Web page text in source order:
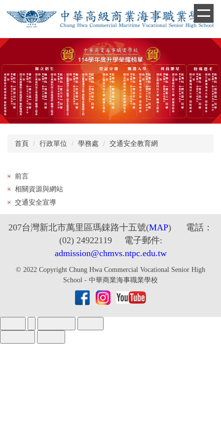
到
要
首頁 行政單位 學務處 交通安全教育網
前言
相關資源與網站
交通安全宣導
207台灣新北市萬里區瑪鋉路十五號(MAP) 電話：
(02) 24922119 電子郵件:
admission@chmvs.ntpc.edu.tw
© 2022 Copyright Chung Hwa Commercial Vocational Senior High
School - 中華商業海事職業學校